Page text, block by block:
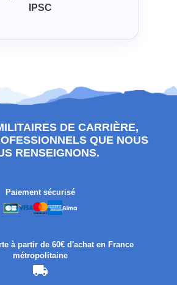
IPSC
DE CARRIÈRE,
QUE NOUS
RENSEIGNONS.
Paiement sécurisé
à partir de 60€ d'achat en France
métropolitaine